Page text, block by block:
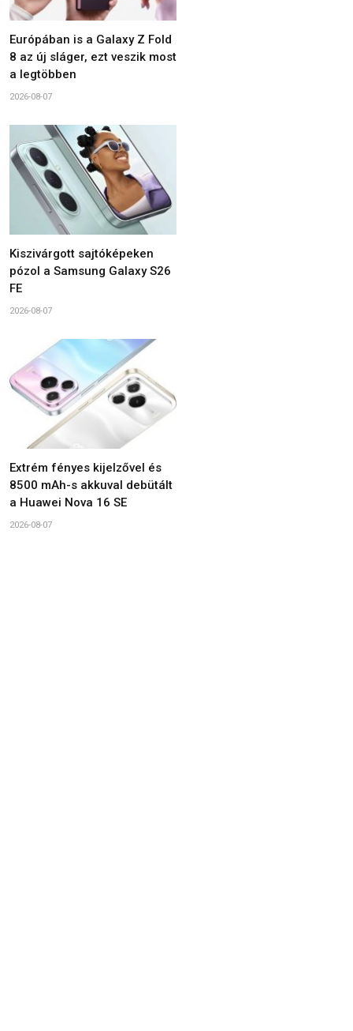
Európában is a Galaxy Z Fold
8 az új sláger, ezt veszik most
a legtöbben
2026-08-07
Kiszivárgott sajtóképeken
pózol a Samsung Galaxy S26
FE
2026-08-07
Extrém fényes kijelzővel és
8500 mAh-s akkuval debütált
a Huawei Nova 16 SE
2026-08-07